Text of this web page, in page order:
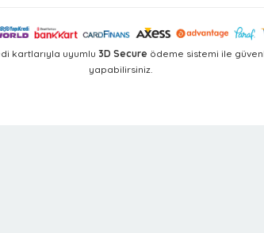
kartlarıyla uyumlu 3D Secure ödeme sistemi ile
yapabilirsiniz.